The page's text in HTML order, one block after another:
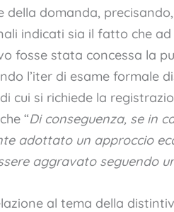
della domanda,
indicati sia il fatto che
fosse stata concessa la
l’iter di esame formale
cui si richiede la
“Di conseguenza, se in
adottato un approccio
aggravato seguendo
al tema della